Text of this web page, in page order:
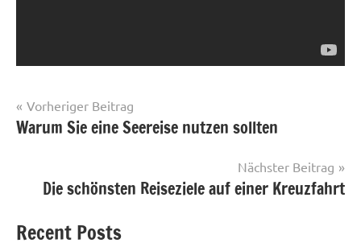
Reisen
Beitrags-
Navigation
Vorheriger Beitrag
Warum Sie eine Seereise nutzen sollten
Nächster Beitrag
Die schönsten Reiseziele auf einer Kreuzfahrt
Recent Posts